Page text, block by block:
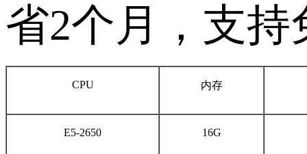
省2个月，支持
CPU 内存
E5-2650 16G